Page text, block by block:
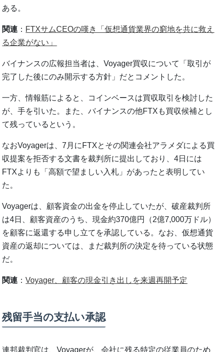
ある。
関連 ： FTXサムCEOの嘆き「仮想通貨業界の窮地を共に救え
る企業がない」
バイナンスの広報担当者は、Voyager買収について「取引が
完了した後にのみ開示する方針」だとコメントした。
一方、情報筋によると、コインベースは買収取引を検討した
が、手を引いた。また、バイナンスの他FTXも買収候補とし
て残っているという。
なおVoyagerは、7月にFTXとその関連会社アラメダによる買
収提案を拒否する文書を裁判所に提出しており、4日には
FTXよりも「高額で望ましい入札」があったと表明してい
た。
Voyagerは、顧客資金の出金を停止していたが、破産裁判所
は4日、顧客資産のうち、現金約370億円（2億7,000万ドル）
を顧客に返還する申し立てを承認している。なお、仮想通貨
資産の返却については、まだ裁判所の決定を待っている状態
だ。
関連 ：Voyager、顧客の現金引き出しを来週再開予定
残留手当の支払い承認
連邦裁判官は、Voyagerが、会社に残る特定の従業員のため